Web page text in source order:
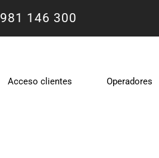
981 146 300
Acceso clientes Operadores